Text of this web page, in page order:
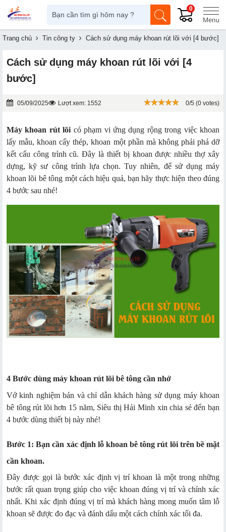
0
Trang chủ Tin công ty Cách sử dụng máy khoan rút lõi với [4 bước]
Cách sử dụng máy khoan rút lõi với [4
bước]
05/09/2025 Lượt xem: 1552 0/5 (0 votes)
Máy khoan rút lõi có phạm vi ứng dụng rộng trong việc khoan
lấy mẫu, khoan cấy thép, khoan một phần mà không phải phá dỡ
kết cấu công trình cũ. Đây là thiết bị khoan được nhiều thợ xây
dựng, kỹ sư công trình lựa chọn. Tuy nhiên, để sử dụng máy
khoan lõi bê tông một cách hiệu quả, bạn hãy thực hiện theo đúng
4 bước sau nhé!
4 Bước dùng máy khoan rút lõi bê tông cần nhớ
Vớ kinh nghiệm bán và chỉ dẫn khách hàng sử dụng máy khoan
bê tông rút lõi hơn 15 năm, Siêu thị Hải Minh xin chia sẻ đến bạn
4 bước dùng thiết bị này nhé!
Bước 1: Bạn cần xác định lỗ khoan bê tông rút lõi trên bề mặt
cần khoan.
Đây được gọi là bước xác định vị trí khoan là một trong những
bước rất quan trọng giúp cho việc khoan đúng vị trí và chính xác
nhất. Khi xác định đúng vị trí mà khách hàng mong muốn tâm lỗ
khoan sẽ được đo đạc và đánh dấu một cách chính xác tối đa.